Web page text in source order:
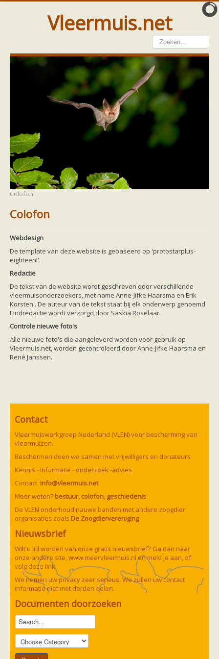
Vleermuis.net
Vleermuis gezien
Waarneming doorgeven
Wat doen wij met meldingen
Telinstructie
Waarnemingen doorgeven elders
Hulp
Vleermuis gevonden
Vanginstructie
Hulp per email
Hulp per provincie
Drenthe
Noord-Holland
Overijssel
Zuid-Holland
Vleermuizen en ziektes
Bescherming
Soortbescherming
Gebiedsbescherming
Hulp bij bouwplannen en bomenkap
Vleermuisprotocol
Knelpunten in vleermuisbescherming
Vleermuis advies en onderzoekbureaus
Doe mee
Jeugd
Ik wil graag mee op vleermuisexcursie
Vleermuizen in de tuin
Ik ben op zoek naar een detector
Ecologie en soorten
Voedsel en jagen
Verblijfplaatsen
Soorten
Baardvleermuis
Bechsteins vleermuis
Bosvleermuis
Brandt's vleermuis
Bruine of gewone grootoorvleermuis
Franjestaart
Gewone dwergvleermuis
Grijze grootoorvleermuis
Grote rosse vleermuis
Ingekorven vleermuis
Kleine en grote hoefijzerneus
Laatvlieger
Meervleermuis
Mopsvleermuis
Noordse vleermuis
Gewone grootoorvleermuis
Paul van Hoof
Home Ecologie en soorten
Bruine of gewone grootoorvleermuis
Colofon
Colofon
Webdesign
De template van deze website is gebaseerd op 'protostarplus-
eighteenI'.
Redactie
De tekst van de website wordt geschreven door verschillende
vleermuisonderzoekers, met name Anne-Jifke Haarsma en Erik
Korsten . De auteur van de tekst staat bij elk onderwerp genoemd.
Eindredactie wordt verzorgd door Saskia Roselaar.
Controle nieuwe foto's
Alle nieuwe foto's die aangeleverd worden voor gebruik op
Vleermuis.net, worden gecontroleerd door Anne-Jifke Haarsma en
René Janssen.
Contact
Vleermuiswerkgroep Nederland (VLEN) voor bescherming van
vleermuizen..
Beschermen doen we samen met vrijwilligers en donateurs
Kennis - informatie - onderzoek -advies
Contact: info@vleermuis.net
Meer weten? bestuur, colofon, geschiedenis
De VLEN onderhoud nauwe banden met andere zoogdier
organisaties zoals De Zoogdiervereniging
Nieuwsbrief
Wilt u lid worden van onze gratis nieuwsbrief? Ga dan naar
onze andere site,www.meervleermuis.nlen meld je aan, of
volg deze link
We nemen uw privacy zeer serieus. We zullen uw contact
informatie niet met derden delen.
Documenten doorzoeken